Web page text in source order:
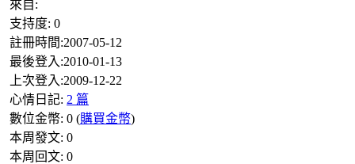
來自:
支持度: 0
註冊時間:2007-05-12
最後登入:2010-01-13
上次登入:2009-12-22
心情日記: 2 篇
數位金幣: 0 (購買金幣)
本周發文: 0
本周回文: 0